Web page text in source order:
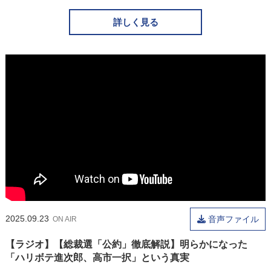
詳しく見る
2025.09.23 ON AIR 音声ファイル
【ラジオ】【総裁選「公約」徹底解説】明らかになった
「ハリボテ進次郎、高市一択」という真実